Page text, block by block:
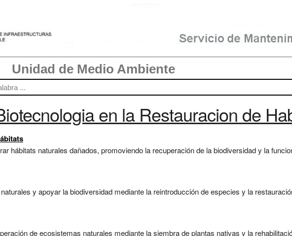
Unidad de Medio Ambiente
en la Restauracion de
hábitats naturales dañados, promoviendo la recuperación de la biodiversidad y la
y apoyar la biodiversidad mediante la reintroducción de especies y la
de ecosistemas naturales mediante la siembra de plantas nativas y la